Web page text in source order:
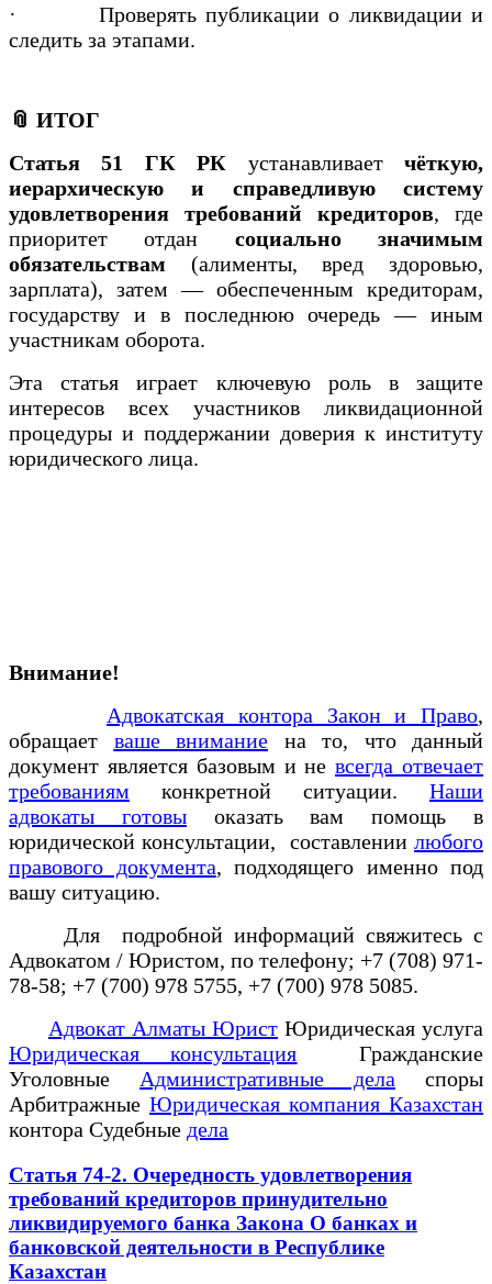
· Проверять публикации о ликвидации и
следить за этапами.
📎 ИТОГ
Статья 51 ГК РК устанавливаетчёткую,
иерархическую и справедливую систему
удовлетворения требований кредиторов, где
приоритет отдан социально значимым
обязательствам (алименты, вред здоровью,
зарплата), затем — обеспеченным кредиторам,
государству и в последнюю очередь — иным
участникам оборота.
Эта статья играет ключевую роль в защите
интересов всех участников ликвидационной
процедуры и поддержании доверия к институту
юридического лица.
Внимание!
Адвокатская контора Закон и Право,
обращает ваше внимание на то, что данный
документ является базовым и невсегда отвечает
требованиям конкретной ситуации. Наши
адвокаты готовыоказать вам помощь в
юридической консультации, составлении любого
правового документа, подходящего именно под
вашу ситуацию.
Для подробной информаций свяжитесь с
Адвокатом / Юристом, по телефону; +7 (708) 971-
78-58; +7 (700) 978 5755, +7 (700) 978 5085.
Адвокат Алматы Юрист Юридическая услуга
Юридическая консультация Гражданские
Уголовные Административные дела споры
Арбитражные Юридическая компания Казахстан
контора Судебные дела
Статья 74-2. Очередность удовлетворения
требований кредиторов принудительно
ликвидируемого банка Закона О банках и
банковской деятельности в Республике
Казахстан